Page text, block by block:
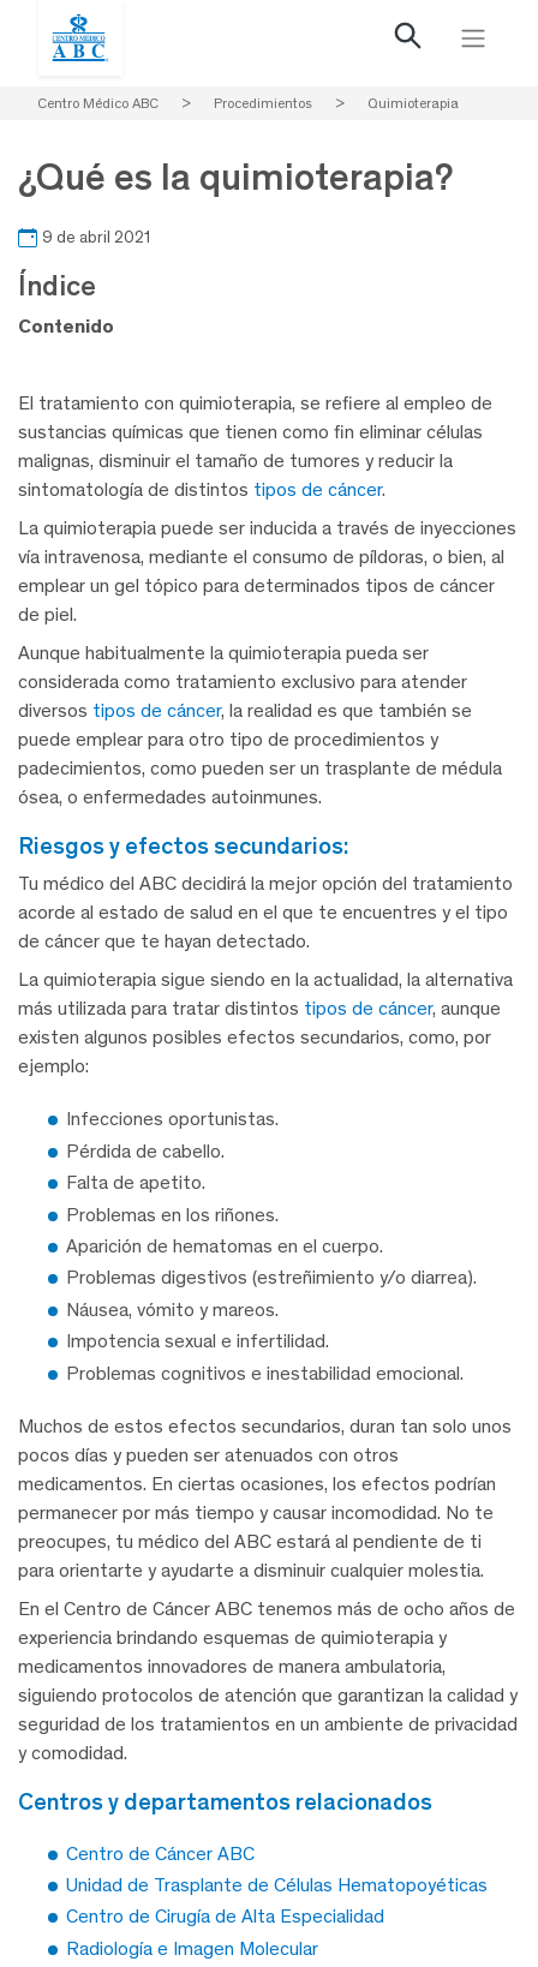
Centro Médico ABC > Procedimientos > Quimioterapia
¿Qué es la quimioterapia?
9 de abril 2021
Índice
Contenido
El tratamiento con quimioterapia, se refiere al empleo de
sustancias químicas que tienen como fin eliminar células
malignas, disminuir el tamaño de tumores y reducir la
sintomatología de distintos tipos de cáncer.
La quimioterapia puede ser inducida a través de inyecciones
vía intravenosa, mediante el consumo de píldoras, o bien, al
emplear un gel tópico para determinados tipos de cáncer
de piel.
Aunque habitualmente la quimioterapia pueda ser
considerada como tratamiento exclusivo para atender
diversos tipos de cáncer, la realidad es que también se
puede emplear para otro tipo de procedimientos y
padecimientos, como pueden ser un trasplante de médula
ósea, o enfermedades autoinmunes.
riesgos y efectos secundarios:
Tu médico del ABC decidirá la mejor opción del tratamiento
acorde al estado de salud en el que te encuentres y el tipo
de cáncer que te hayan detectado.
La quimioterapia sigue siendo en la actualidad, la alternativa
más utilizada para tratar distintos tipos de cáncer, aunque
existen algunos posibles efectos secundarios, como, por
ejemplo:
Infecciones oportunistas.
Pérdida de cabello.
Falta de apetito.
Problemas en los riñones.
Aparición de hematomas en el cuerpo.
Problemas digestivos (estreñimiento y/o diarrea).
Náusea, vómito y mareos.
Impotencia sexual e infertilidad.
Problemas cognitivos e inestabilidad emocional.
Muchos de estos efectos secundarios, duran tan solo unos
pocos días y pueden ser atenuados con otros
medicamentos. En ciertas ocasiones, los efectos podrían
permanecer por más tiempo y causar incomodidad. No te
preocupes, tu médico del ABC estará al pendiente de ti
para orientarte y ayudarte a disminuir cualquier molestia.
En el Centro de Cáncer ABC tenemos más de ocho años de
experiencia brindando esquemas de quimioterapia y
medicamentos innovadores de manera ambulatoria,
siguiendo protocolos de atención que garantizan la calidad y
seguridad de los tratamientos en un ambiente de privacidad
y comodidad.
centros y departamentos relacionados
Centro de Cáncer ABC
Unidad de Trasplante de Células Hematopoyéticas
Centro de Cirugía de Alta Especialidad
Radiología e Imagen Molecular